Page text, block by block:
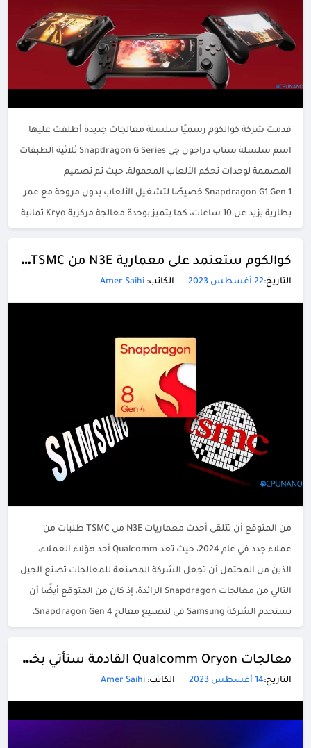
قدمت شركة كوالكوم رسميًا سلسلة معالجات جديدة أطلقت عليها
اسم سلسلة سناب دراجون جي Snapdragon G Series ثلاثية الطبقات
المصممة لوحدات تحكم الألعاب المحمولة، حيث تم تصميم
Snapdragon G1 Gen 1 خصيصًا لتشغيل الألعاب بدون مروحة مع عمر
بطارية يزيد عن 10 ساعات، كما يتميز بوحدة معالجة مركزية Kryo ثمانية
كوالكوم ستعتمد على معمارية N3E من TSMC بجانب MediaTek ولن تتحول إلى Samsung
التاريخ:22 أغسطس 2023 الكاتب: Amer Saihi
من المتوقع أن تتلقى أحدث معماريات N3E من TSMC طلبات من
عملاء جدد في عام 2024، حيث تعد Qualcomm أحد هؤلاء العملاء،
الذين من المحتمل أن تجعل الشركة المصنعة للمعالجات تصنع الجيل
التالي من معالجات Snapdragon الرائدة، إذ كان من المتوقع أيضًا أن
تستخدم الشركة Samsung في لتصنيع معالج Snapdragon Gen 4،
معالجات Qualcomm Oryon القادمة ستأتي بخيارات 8 و10 و12 نواة
التاريخ:14 أغسطس 2023 الكاتب: Amer Saihi